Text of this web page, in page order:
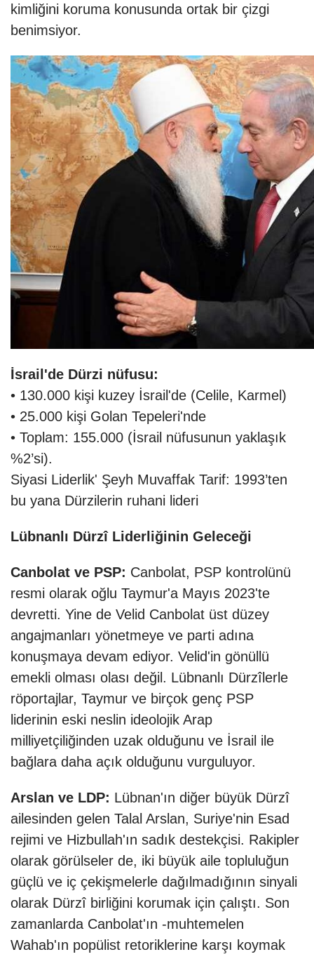
kimliğini koruma konusunda ortak bir çizgi
benimsiyor.
İsrail'de Dürzi nüfusu:
• 130.000 kişi kuzey İsrail'de (Celile, Karmel)
• 25.000 kişi Golan Tepeleri'nde
• Toplam: 155.000 (İsrail nüfusunun yaklaşık
%2’si).
Siyasi Liderlik' Şeyh Muvaffak Tarif: 1993’ten
bu yana Dürzilerin ruhani lideri
Lübnanlı Dürzî Liderliğinin Geleceği
Canbolat ve PSP: Canbolat, PSP kontrolünü
resmi olarak oğlu Taymur'a Mayıs 2023'te
devretti. Yine de Velid Canbolat üst düzey
angajmanları yönetmeye ve parti adına
konuşmaya devam ediyor. Velid'in gönüllü
emekli olması olası değil. Lübnanlı Dürzîlerle
röportajlar, Taymur ve birçok genç PSP
liderinin eski neslin ideolojik Arap
milliyetçiliğinden uzak olduğunu ve İsrail ile
bağlara daha açık olduğunu vurguluyor.
Arslan ve LDP: Lübnan'ın diğer büyük Dürzî
ailesinden gelen Talal Arslan, Suriye'nin Esad
rejimi ve Hizbullah'ın sadık destekçisi. Rakipler
olarak görülseler de, iki büyük aile topluluğun
güçlü ve iç çekişmelerle dağılmadığının sinyali
olarak Dürzî birliğini korumak için çalıştı. Son
zamanlarda Canbolat'ın -muhtemelen
Wahab'ın popülist retoriklerine karşı koymak